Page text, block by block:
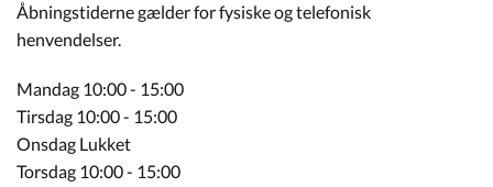
Åbningstiderne gælder for fysiske og telefonisk
henvendelser.
Mandag 10:00 - 15:00
Tirsdag 10:00 - 15:00
Onsdag Lukket
Torsdag 10:00 - 15:00